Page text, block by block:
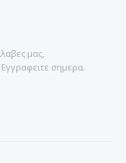
μας,
σημερα.